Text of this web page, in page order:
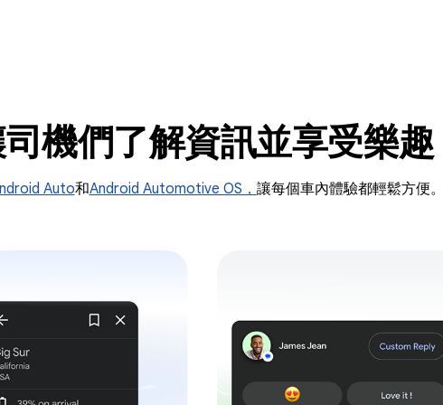
機們了解資訊並享受樂趣
Auto和Android Automotive OS， 讓每個車內體驗都輕鬆方便。